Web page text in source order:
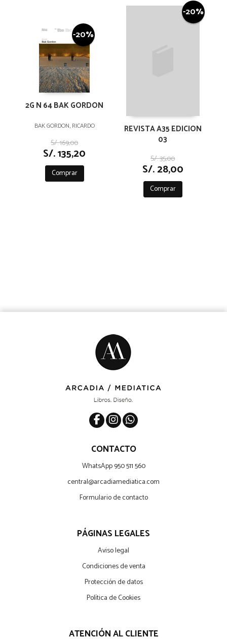
-20%
2G N 64 BAK GORDON
BAK GORDON, RICARDO
S/. 169,00
S/. 135,20
Comprar
-20%
REVISTA A35 EDICION
03
S/. 35,00
S/. 28,00
Comprar
CONTACTO
WhatsApp 950 511 560
central@arcadiamediatica.com
Formulario de contacto
PÁGINAS LEGALES
Aviso legal
Condiciones de venta
Protección de datos
Política de Cookies
ATENCIÓN AL CLIENTE